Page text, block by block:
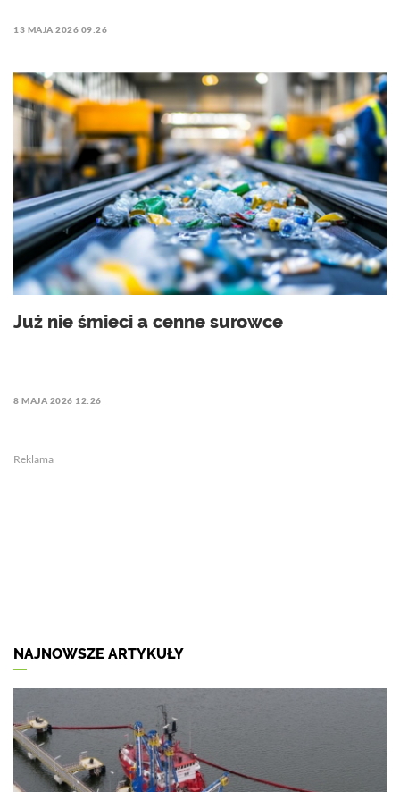
13 MAJA 2026 09:26
Już nie śmieci a cenne surowce
8 MAJA 2026 12:26
Reklama
NAJNOWSZE ARTYKUŁY